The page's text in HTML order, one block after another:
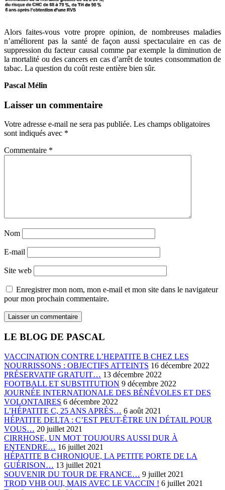
Alors faites-vous votre propre opinion, de nombreuses maladies
n’améliorent pas la santé de façon aussi spectaculaire en cas de
suppression du facteur causal comme par exemple la diminution de
la mortalité ou des cancers en cas d’arrêt de toutes consommation de
tabac. La question du coût reste entière bien sûr.
Pascal Mélin
Laisser un commentaire
Votre adresse e-mail ne sera pas publiée. Les champs obligatoires
sont indiqués avec *
Commentaire *
Nom
E-mail
Site web
Enregistrer mon nom, mon e-mail et mon site dans le navigateur
pour mon prochain commentaire.
LE BLOG DE PASCAL
VACCINATION CONTRE L’HEPATITE B CHEZ LES
NOURRISSONS : OBJECTIFS ATTEINTS 16 décembre 2022
PRÉSERVATIF GRATUIT… 13 décembre 2022
FOOTBALL ET SUBSTITUTION 9 décembre 2022
JOURNÉE INTERNATIONALE DES BÉNÉVOLES ET DES
VOLONTAIRES 6 décembre 2022
L’HÉPATITE C, 25 ANS APRÈS… 6 août 2021
HÉPATITE DELTA : C’EST PEUT-ÊTRE UN DÉTAIL POUR
VOUS… 20 juillet 2021
CIRRHOSE, UN MOT TOUJOURS AUSSI DUR À
ENTENDRE… 16 juillet 2021
HÉPATITE B CHRONIQUE, LA PETITE PORTE DE LA
GUÉRISON… 13 juillet 2021
SOUVENIR DU TOUR DE FRANCE… 9 juillet 2021
TROD VHB OUI, MAIS AVEC LE VACCIN ! 6 juillet 2021